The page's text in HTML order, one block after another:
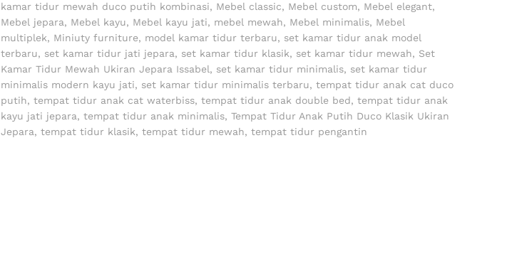
kamar tidur mewah duco putih kombinasi, Mebel classic, Mebel custom, Mebel elegant,
Mebel jepara, Mebel kayu, Mebel kayu jati, mebel mewah, Mebel minimalis, Mebel
multiplek, Miniuty furniture, model kamar tidur terbaru, set kamar tidur anak model
terbaru, set kamar tidur jati jepara, set kamar tidur klasik, set kamar tidur mewah, Set
Kamar Tidur Mewah Ukiran Jepara Issabel, set kamar tidur minimalis, set kamar tidur
minimalis modern kayu jati, set kamar tidur minimalis terbaru,tempat tidur anak cat duco
putih,tempat tidur anak cat waterbiss,tempat tidur anak double bed,tempat tidur anak
kayu jati jepara,tempat tidur anak minimalis,Tempat Tidur Anak Putih Duco Klasik Ukiran
Jepara,tempat tidur klasik,tempat tidur mewah,tempat tidur pengantin